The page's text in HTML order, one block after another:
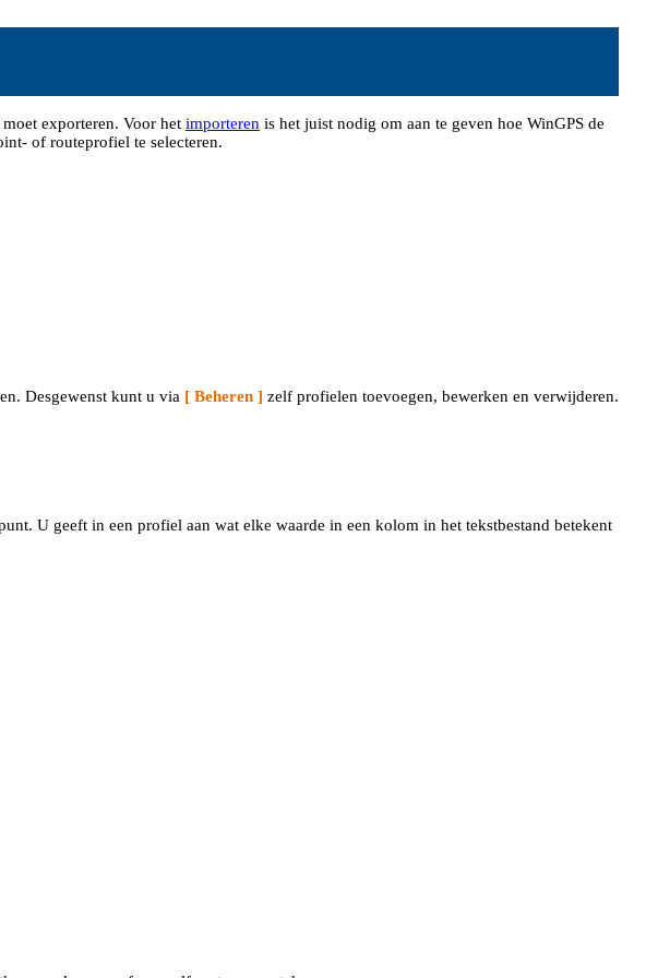
exporteren. Voor het importeren is het juist nodig om aan te geven hoe WinGPS de
of routeprofiel te selecteren.
Desgewenst kunt u via [ Beheren ] zelf profielen toevoegen, bewerken en verwijderen.
U geeft in een profiel aan wat elke waarde in een kolom in het tekstbestand betekent